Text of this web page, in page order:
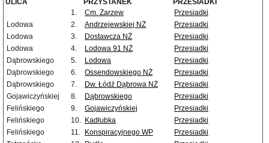
ULICA PRZYSTANEK
PRZESIADKI
1.
Cm. Zarzew
Przesiadki
Lodowa
2. Andrzejewskiej NŻ
Przesiadki
Lodowa
3. Dostawcza NŻ
Przesiadki
Lodowa
4. Lodowa 91 NŻ
Przesiadki
Dąbrowskiego
5. Lodowa
Przesiadki
Dąbrowskiego
6. Ossendowskiego NŻ
Przesiadki
Dąbrowskiego
7. Dw. Łódź Dąbrowa NŻ
Przesiadki
Gojawiczyńskiej
8. Dąbrowskiego
Przesiadki
Felińskiego
9. Gojawiczyńskiej
Przesiadki
Felińskiego
10. Kadłubka
Przesiadki
Felińskiego
11. Konspiracyjnego WP
Przesiadki